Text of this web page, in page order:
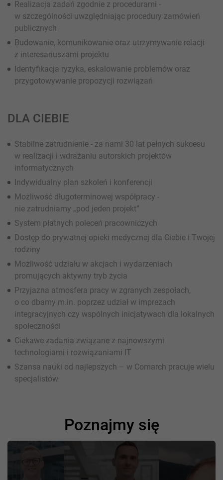
Realizacja zadań zgodnie z procedurami -
w szczególności uwzględniając procedury zamówień
publicznych
Budowanie, komunikowanie oraz utrzymywanie relacji
z interesariuszami projektu
Identyfikacja ryzyka, eskalowanie problemów oraz
przygotowywanie propozycji rozwiązań
DLA CIEBIE
Stabilne zatrudnienie - za nami 30 lat pełnych sukcesu
w realizacji i wdrażaniu autorskich projektów
informatycznych
Indywidualny plan szkoleń i konferencji
Możliwość długoterminowej współpracy -
nie zatrudniamy „pod jeden projekt”
System płatnych poleceń pracowniczych
Dostęp do prywatnej opieki medycznej dla Ciebie i Twojej
rodziny
Możliwość udziału w akcjach i wydarzeniach
promujących aktywny tryb życia
Przyjazna atmosfera pracy w zgranych zespołach,
o co dbamy m.in. poprzez udział w imprezach
integracyjnych czy wspólnych inicjatywach dla lokalnych
społeczności
Ciekawe zadania związane z najnowszymi
technologiami i rozwiązaniami IT
Szansa nauki od najlepszych – w Comarch pracuje wielu
specjalistów
Poznajmy się